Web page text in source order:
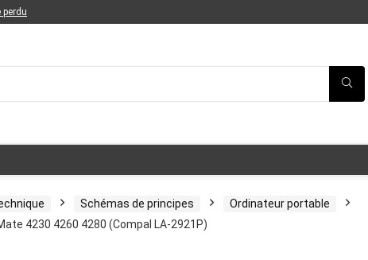
perdu
Schémas de principes
Ordinateur portable
4230 4260 4280 (Compal LA-2921P)